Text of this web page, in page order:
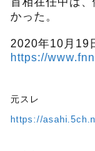
かった。
2020年10月19
https://
元スレ
https://